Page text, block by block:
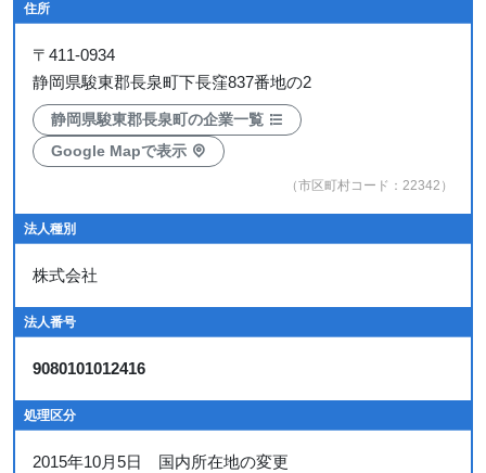
住所
〒 411-0934
静岡県駿東郡長泉町下長窪837番地の2
静岡県駿東郡長泉町の企業一覧
Google Mapで表示
（市区町村コード：22342）
法人種別
株式会社
法人番号
9080101012416
処理区分
2015年10月5日 国内所在地の変更